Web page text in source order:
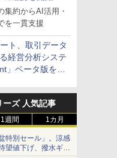
集約からAI活用・
を一貫支援
ト、取引データ
経営分析システ
」ベータ版を提
ズ 人気記事
1週間 1カ月
特別セール」。涼感
望値下げ、撥水ギア